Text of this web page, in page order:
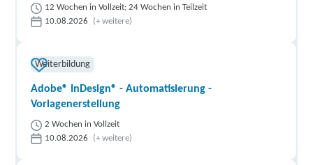
12 Wochen in Vollzeit; 24 Wochen in Teilzeit
10.08.2026
(+ weitere)
Weiterbildung
Adobe® InDesign® - Automatisierung -
Vorlagenerstellung
2 Wochen in Vollzeit
10.08.2026
(+ weitere)